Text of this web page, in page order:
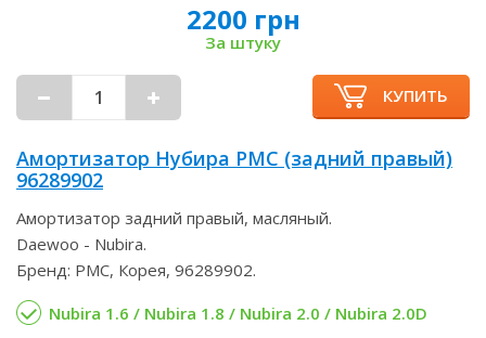
2200 грн
За штуку
КУПИТЬ
Амортизатор Нубира PMC (задний правый)
96289902
Амортизатор задний правый, масляный.
Daewoo - Nubira.
Бренд: PMC, Корея, 96289902.
Nubira 1.6 / Nubira 1.8 / Nubira 2.0 / Nubira 2.0D